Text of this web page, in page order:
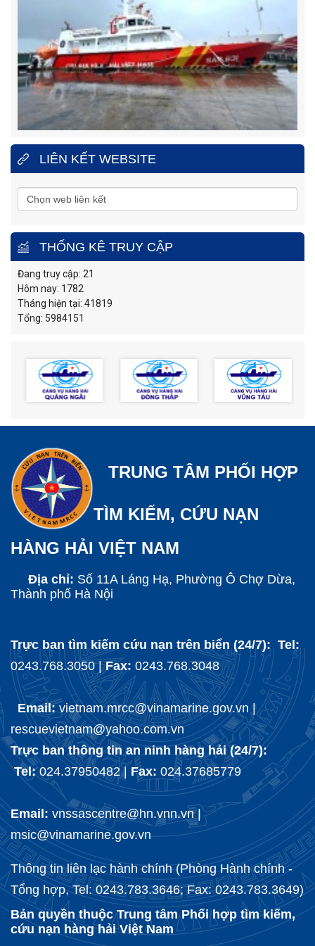
LIÊN KẾT WEBSITE
THỐNG KÊ TRUY CẬP
Đang truy cập: 21
Hôm nay: 1782
Tháng hiện tại: 41819
Tổng: 5984151
TRUNG TÂM PHỐI HỢP
TÌM KIẾM, CỨU NẠN
HÀNG HẢI VIỆT NAM
Địa chỉ: Số 11A Láng Hạ, Phường Ô Chợ Dừa,
Thành phố Hà Nội
Trực ban tìm kiếm cứu nạn trên biển (24/7): Tel:
0243.768.3050 |Fax: 0243.768.3048
Email:vietnam.mrcc@vinamarine.gov.vn |
rescuevietnam@yahoo.com.vn
Trực ban thông tin an ninh hàng hải (24/7):
Tel:024.37950482 | Fax: 024.37685779
Email: vnssascentre@hn.vnn.vn |
msic@vinamarine.gov.vn
Thông tin liên lạc hành chính (Phòng Hành chính -
Tổng hợp, Tel: 0243.783.3646; Fax: 0243.783.3649)
Bản quyền thuộc Trung tâm Phối hợp tìm kiếm,
cứu nạn hàng hải Việt Nam